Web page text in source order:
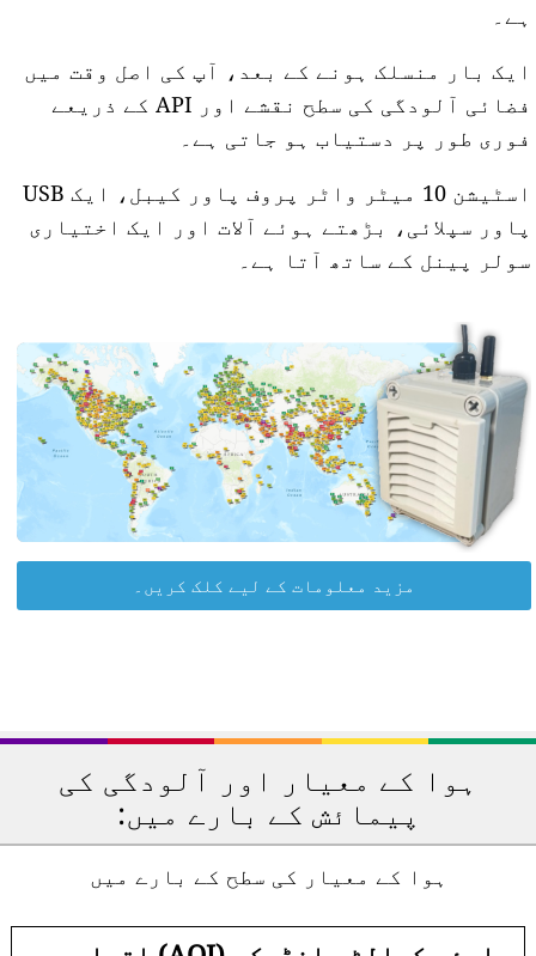
ہے۔
ایک بار منسلک ہونے کے بعد، آپ کی اصل وقت میں
فضائی آلودگی کی سطح نقشے اور API کے ذریعے
فوری طور پر دستیاب ہو جاتی ہے۔
اسٹیشن 10 میٹر واٹر پروف پاور کیبل، ایک USB
پاور سپلائی، بڑھتے ہوئے آلات اور ایک اختیاری
سولر پینل کے ساتھ آتا ہے۔
مزید معلومات کے لیے کلک کریں۔
ہوا کے معیار اور آلودگی کی
پیمائش کے بارے میں:
ہوا کے معیار کی سطح کے بارے میں